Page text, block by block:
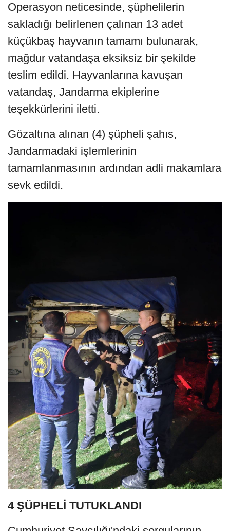
Operasyon neticesinde, şüphelilerin
sakladığı belirlenen çalınan 13 adet
küçükbaş hayvanın tamamı bulunarak,
mağdur vatandaşa eksiksiz bir şekilde
teslim edildi. Hayvanlarına kavuşan
vatandaş, Jandarma ekiplerine
teşekkürlerini iletti.
Gözaltına alınan (4) şüpheli şahıs,
Jandarmadaki işlemlerinin
tamamlanmasının ardından adli makamlara
sevk edildi.
4 ŞÜPHELİ TUTUKLANDI